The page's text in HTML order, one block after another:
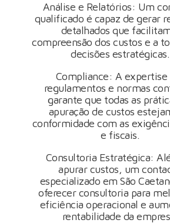
Análise e Relatórios: Um
qualificado é capaz de gerar
detalhados que
compreensão dos custos e a
decisões estratégicas.
Compliance: A expertise
regulamentos e normas
garante que todas as
apuração de custos
conformidade com as
e fiscais.
Consultoria Estratégica:
apurar custos, um
especializado em São
oferecer consultoria para
eficiência operacional e
rentabilidade da